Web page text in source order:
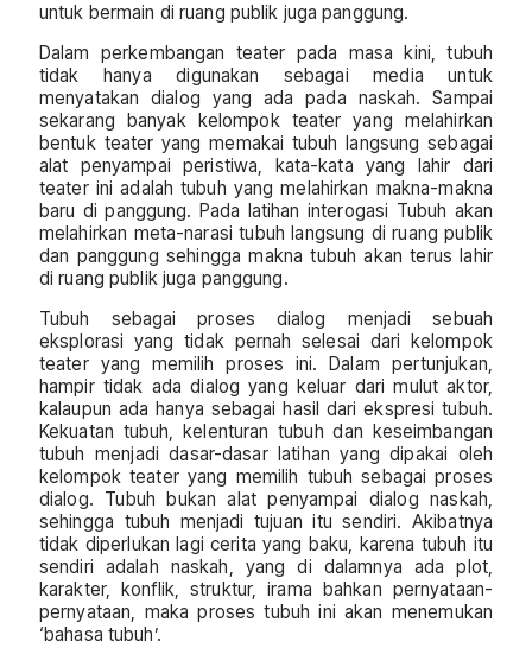
untuk bermain di ruang publik juga panggung.
Dalam perkembangan teater pada masa kini, tubuh
tidak hanya digunakan sebagai media untuk
menyatakan dialog yang ada pada naskah. Sampai
sekarang banyak kelompok teater yang melahirkan
bentuk teater yang memakai tubuh langsung sebagai
alat penyampai peristiwa, kata-kata yang lahir dari
teater ini adalah tubuh yang melahirkan makna-makna
baru di panggung. Pada latihan interogasi Tubuh akan
melahirkan meta-narasi tubuh langsung di ruang publik
dan panggung sehingga makna tubuh akan terus lahir
di ruang publik juga panggung.
Tubuh sebagai proses dialog menjadi sebuah
eksplorasi yang tidak pernah selesai dari kelompok
teater yang memilih proses ini. Dalam pertunjukan,
hampir tidak ada dialog yang keluar dari mulut aktor,
kalaupun ada hanya sebagai hasil dari ekspresi tubuh.
Kekuatan tubuh, kelenturan tubuh dan keseimbangan
tubuh menjadi dasar-dasar latihan yang dipakai oleh
kelompok teater yang memilih tubuh sebagai proses
dialog. Tubuh bukan alat penyampai dialog naskah,
sehingga tubuh menjadi tujuan itu sendiri. Akibatnya
tidak diperlukan lagi cerita yang baku, karena tubuh itu
sendiri adalah naskah, yang di dalamnya ada plot,
karakter, konflik, struktur, irama bahkan pernyataan-
pernyataan, maka proses tubuh ini akan menemukan
‘bahasa tubuh’.